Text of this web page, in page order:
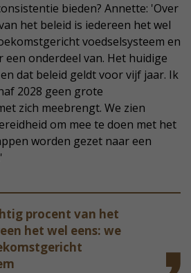
bieden? Annette: 'Over
het beleid is iedereen het wel
voedselsysteem en
een onderdeel van. Het huidige
dat beleid geldt voor vijf jaar. Ik
2028 geen grote
zich meebrengt. We zien
om mee te doen met het
worden gezet naar een
procent van het
het wel eens: we